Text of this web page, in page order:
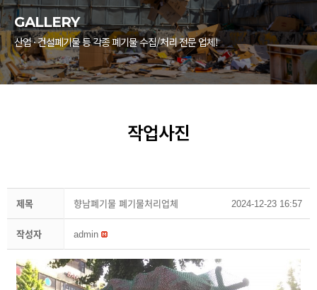
GALLERY
산업 · 건설폐기물 등 각종 폐기물 수집/처리 전문 업체!
작업사진
제목 향남폐기물 폐기물처리업체 2024-12-23 16:57
작성자 admin